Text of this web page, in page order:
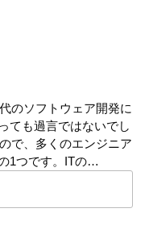
のソフトウェア開発に
ても過言ではないでし
で、多くのエンジニア
1つです。ITの…